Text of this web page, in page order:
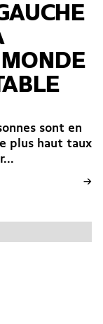
sont en
plus haut taux
→